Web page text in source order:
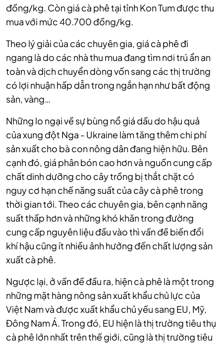
đồng/kg. Còn giá cà phê tại tỉnh Kon Tum được thu
mua với mức 40.700 đồng/kg.
Theo lý giải của các chuyên gia, giá cà phê đi
ngang là do các nhà thu mua đang tìm nơi trú ẩn an
toàn và dịch chuyển dòng vốn sang các thị trường
có lợi nhuận hấp dẫn trong ngắn hạn như bất động
sản, vàng…
Những lo ngại về sự bùng nổ giá dầu do hậu quả
của xung đột Nga - Ukraine làm tăng thêm chi phí
sản xuất cho bà con nông dân đang hiện hữu. Bên
cạnh đó, giá phân bón cao hơn và nguồn cung cấp
chất dinh dưỡng cho cây trồng bị thắt chặt có
nguy cơ hạn chế năng suất của cây cà phê trong
thời gian tới. Theo các chuyên gia, bên cạnh năng
suất thấp hơn và những khó khăn trong đường
cung cấp nguyên liệu đầu vào thì vấn đề biến đổi
khí hậu cũng ít nhiều ảnh hưởng đến chất lượng sản
xuất cà phê.
Ngược lại, ở vấn đề đầu ra, hiện cà phê là một trong
những mặt hàng nông sản xuất khẩu chủ lực của
Việt Nam và được xuất khẩu chủ yếu sang EU, Mỹ,
Đông Nam Á. Trong đó, EU hiện là thị trường tiêu thụ
cà phê lớn nhất trên thế giới, cũng là thị trường tiêu